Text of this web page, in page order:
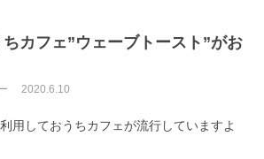
カフェ”ウェーブトースト”がお
2020.6.10
用しておうちカフェが流行していますよ